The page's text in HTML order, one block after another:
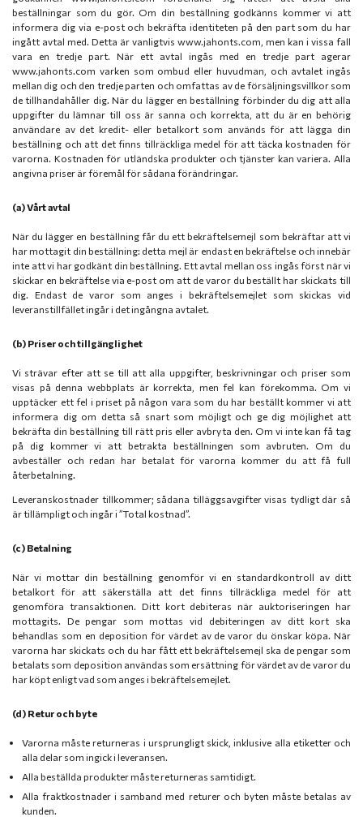
beställningar som du gör. Om din beställning godkänns kommer vi att
informera dig via e-post och bekräfta identiteten på den part som du har
ingått avtal med. Detta är vanligtvis www.jahonts.com, men kan i vissa fall
vara en tredje part. När ett avtal ingås med en tredje part agerar
www.jahonts.com varken som ombud eller huvudman, och avtalet ingås
mellan dig och den tredje parten och omfattas av de försäljningsvillkor som
de tillhandahåller dig. När du lägger en beställning förbinder du dig att alla
uppgifter du lämnar till oss är sanna och korrekta, att du är en behörig
användare av det kredit- eller betalkort som används för att lägga din
beställning och att det finns tillräckliga medel för att täcka kostnaden för
varorna. Kostnaden för utländska produkter och tjänster kan variera. Alla
angivna priser är föremål för sådana förändringar.
(a) Vårt avtal
När du lägger en beställning får du ett bekräftelsemejl som bekräftar att vi
har mottagit din beställning: detta mejl är endast en bekräftelse och innebär
inte att vi har godkänt din beställning. Ett avtal mellan oss ingås först när vi
skickar en bekräftelse via e-post om att de varor du beställt har skickats till
dig. Endast de varor som anges i bekräftelsemejlet som skickas vid
leveranstillfället ingår i det ingångna avtalet.
(b) Priser och tillgänglighet
Vi strävar efter att se till att alla uppgifter, beskrivningar och priser som
visas på denna webbplats är korrekta, men fel kan förekomma. Om vi
upptäcker ett fel i priset på någon vara som du har beställt kommer vi att
informera dig om detta så snart som möjligt och ge dig möjlighet att
bekräfta din beställning till rätt pris eller avbryta den. Om vi inte kan få tag
på dig kommer vi att betrakta beställningen som avbruten. Om du
avbeställer och redan har betalat för varorna kommer du att få full
återbetalning.
Leveranskostnader tillkommer; sådana tilläggsavgifter visas tydligt där så
är tillämpligt och ingår i ”Total kostnad”.
(c) Betalning
När vi mottar din beställning genomför vi en standardkontroll av ditt
betalkort för att säkerställa att det finns tillräckliga medel för att
genomföra transaktionen. Ditt kort debiteras när auktoriseringen har
mottagits. De pengar som mottas vid debiteringen av ditt kort ska
behandlas som en deposition för värdet av de varor du önskar köpa. När
varorna har skickats och du har fått ett bekräftelsemejl ska de pengar som
betalats som deposition användas som ersättning för värdet av de varor du
har köpt enligt vad som anges i bekräftelsemejlet.
(d) Retur och byte
Varorna måste returneras i ursprungligt skick, inklusive alla etiketter och
alla delar som ingick i leveransen.
Alla beställda produkter måste returneras samtidigt.
Alla fraktkostnader i samband med returer och byten måste betalas av
kunden.